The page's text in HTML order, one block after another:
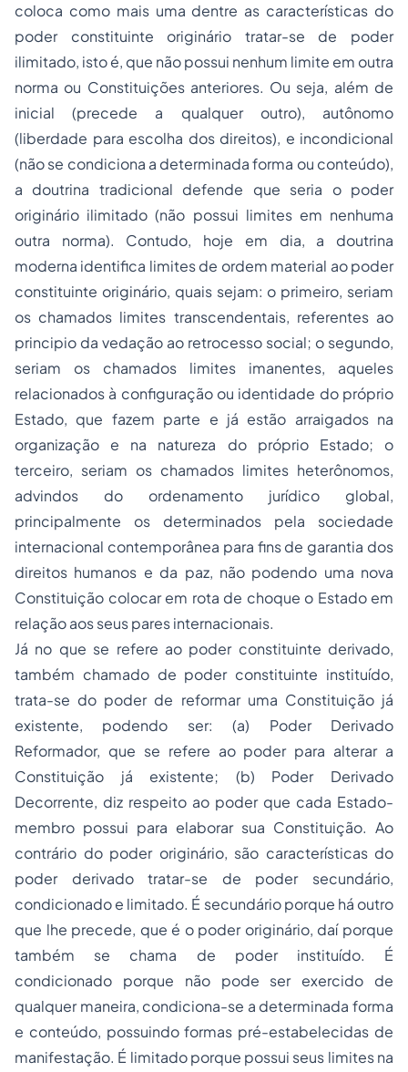
coloca como mais uma dentre as características do
poder constituinte originário tratar-se de poder
ilimitado, isto é, que não possui nenhum limite em outra
norma ou Constituições anteriores. Ou seja, além de
inicial (precede a qualquer outro), autônomo
(liberdade para escolha dos direitos), e incondicional
(não se condiciona a determinada forma ou conteúdo),
a doutrina tradicional defende que seria o poder
originário ilimitado (não possui limites em nenhuma
outra norma). Contudo, hoje em dia, a doutrina
moderna identifica limites de ordem material ao poder
constituinte originário, quais sejam: o primeiro, seriam
os chamados limites transcendentais, referentes ao
principio da vedação ao retrocesso social; o segundo,
seriam os chamados limites imanentes, aqueles
relacionados à configuração ou identidade do próprio
Estado, que fazem parte e já estão arraigados na
organização e na natureza do próprio Estado; o
terceiro, seriam os chamados limites heterônomos,
advindos do ordenamento jurídico global,
principalmente os determinados pela sociedade
internacional contemporânea para fins de garantia dos
direitos humanos e da paz, não podendo uma nova
Constituição colocar em rota de choque o Estado em
relação aos seus pares internacionais.
Já no que se refere ao poder constituinte derivado,
também chamado de poder constituinte instituído,
trata-se do poder de reformar uma Constituição já
existente, podendo ser: (a) Poder Derivado
Reformador, que se refere ao poder para alterar a
Constituição já existente; (b) Poder Derivado
Decorrente, diz respeito ao poder que cada Estado-
membro possui para elaborar sua Constituição. Ao
contrário do poder originário, são características do
poder derivado tratar-se de poder secundário,
condicionado e limitado. É secundário porque há outro
que lhe precede, que é o poder originário, daí porque
também se chama de poder instituído. É
condicionado porque não pode ser exercido de
qualquer maneira, condiciona-se a determinada forma
e conteúdo, possuindo formas pré-estabelecidas de
manifestação. É limitado porque possui seus limites na